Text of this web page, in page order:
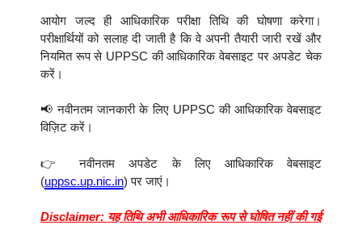
आयोग जल्द ही आधिकारिक परीक्षा तिथि की घोषणा करेगा।
परीक्षार्थियों को सलाह दी जाती है कि वे अपनी तैयारी जारी रखें और
नियमित रूप से UPPSC की आधिकारिक वेबसाइट पर अपडेट चेक
करें।
📢 नवीनतम जानकारी के लिए UPPSC की आधिकारिक वेबसाइट
विज़िट करें।
👉 नवीनतम अपडेट के लिए आधिकारिक वेबसाइट
(uppsc.up.nic.in) पर जाएं।
Disclaimer: यह तिथि अभी आधिकारिक रूप से घोषित नहीं की गई